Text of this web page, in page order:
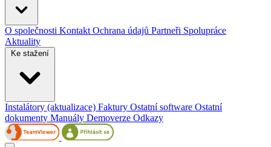
O společnosti Kontakt Ochrana údajů Partneři Spolupráce
Aktuality
Ke stažení
Instalátory (aktualizace) Faktury Ostatní software Ostatní
dokumenty Manuály Demoverze Odkazy